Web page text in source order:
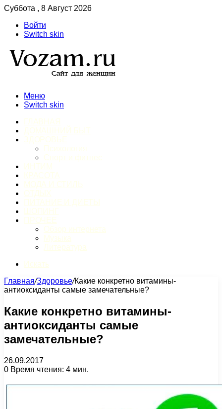
Суббота , 8 Август 2026
Войти
Switch skin
Меню
Switch skin
Главная/Здоровье/Какие конкретно витамины-
антиоксиданты самые замечательные?
Какие конкретно витамины-
антиоксиданты самые
замечательные?
26.09.2017
0 Время чтения: 4 мин.